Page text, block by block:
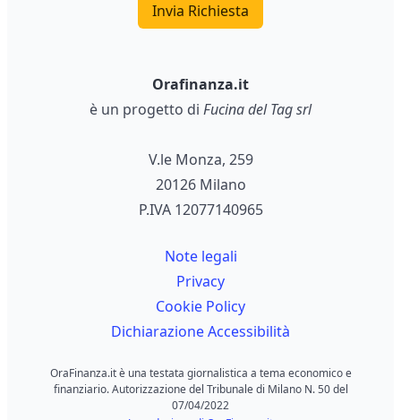
Invia Richiesta
Orafinanza.it
è un progetto di Fucina del Tag srl
V.le Monza, 259
20126 Milano
P.IVA 12077140965
Note legali
Privacy
Cookie Policy
Dichiarazione Accessibilità
OraFinanza.it è una testata giornalistica a tema economico e
finanziario. Autorizzazione del Tribunale di Milano N. 50 del
07/04/2022